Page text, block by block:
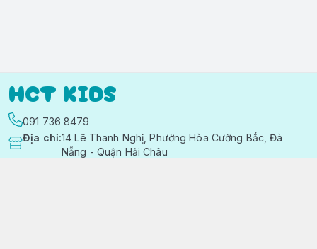
HCT KIDS
091 736 8479
Địa chỉ:14 Lê Thanh Nghị, Phường Hòa Cường Bắc, Đà
Nẵng - Quận Hải Châu